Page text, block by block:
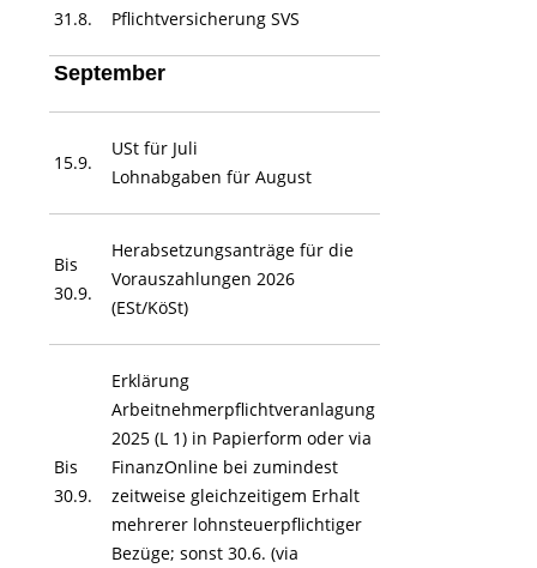
31.8. Pflichtversicherung SVS
September
15.9.
USt für Juli
Lohnabgaben für August
Bis
30.9.
Herabsetzungsanträge für die
Vorauszahlungen 2026
(ESt/KöSt)
Bis
30.9.
Erklärung
Arbeitnehmerpflichtveranlagung
2025 (L 1) in Papierform oder via
FinanzOnline bei zumindest
zeitweise gleichzeitigem Erhalt
mehrerer lohnsteuerpflichtiger
Bezüge; sonst 30.6. (via